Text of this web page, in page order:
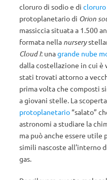
cloruro di sodio e di
protoplanetario di Orion
massiccia situata a 1.500
formata nella nursery
Cloud I: unagrande nube
dalla costellazione in cui è
stati trovati attorno a
prima volta che composti
a giovani stelle. La
protoplanetario“salato”
astronomi a studiare la
ma può anche essere
simili nascoste all’interno
gas.